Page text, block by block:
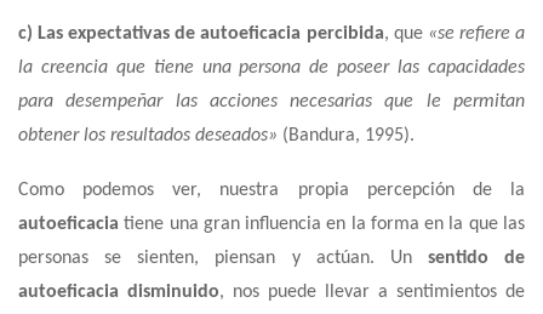
c) Las expectativas de autoeficacia percibida, que «se refiere a
la creencia que tiene unapersona de poseer las capacidades
para desempeñar las acciones necesarias que le permitan
obtener los resultados deseados» (Bandura, 1995).
Como podemos ver, nuestra propia percepción de la
autoeficacia tiene una gran influencia en la forma en la que las
personas se sienten, piensan y actúan. Un sentido de
autoeficacia disminuido, nos puede llevar a sentimientos de